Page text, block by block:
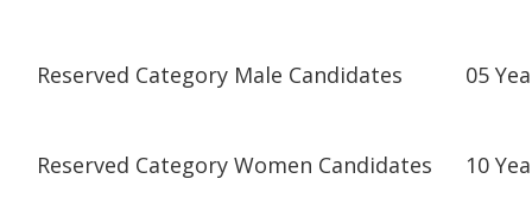
Reserved Category Male Candidates 05
Reserved Category Women Candidates 10